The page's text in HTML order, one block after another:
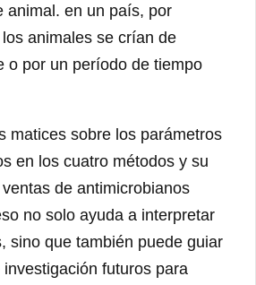
animal. en un país, por
animales se crían de
o por un período de tiempo
matices sobre los parámetros
en los cuatro métodos y su
de antimicrobianos
no solo ayuda a interpretar
sino que también puede guiar
futuros para